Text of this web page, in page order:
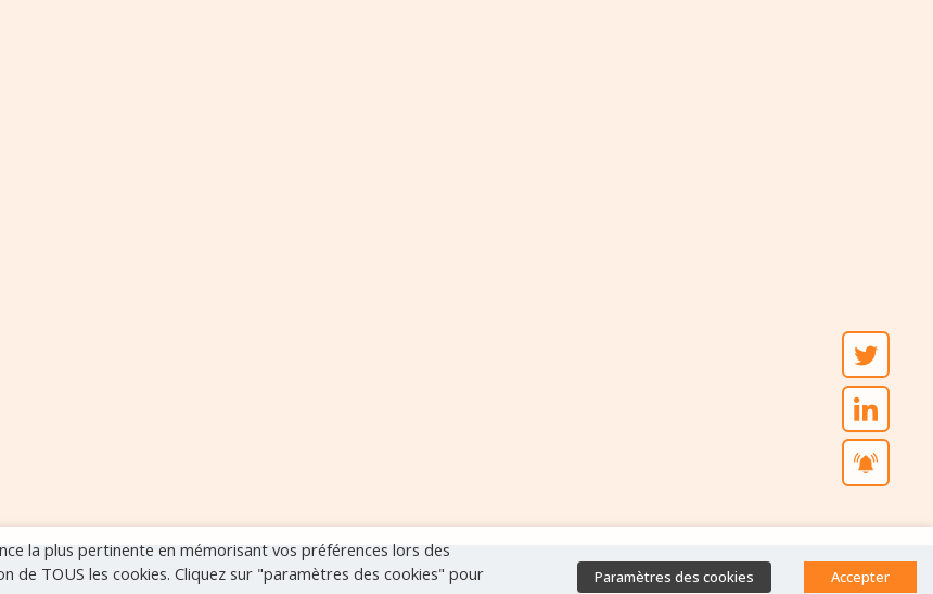
la plus pertinente en mémorisant vos préférences lors des
de TOUS les cookies. Cliquez sur "paramètres des cookies" pour
Paramètres des cookies Accepter